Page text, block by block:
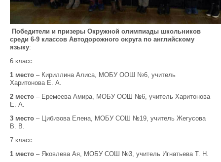
Победители и призеры Окружной олимпиады школьников
среди 6-9 классов Автодорожного округа по английскому
языку:
6 класс
1 место – Кириллина Алиса, МОБУ ООШ №6, учитель
Харитонова Е. А.
2 место – Еремеева Амира, МОБУ ООШ №6, учитель Харитонова
Е. А.
3 место – Цибизова Елена, МОБУ СОШ №19, учитель Жегусова
В. В.
7 класс
1 место – Яковлева Ая, МОБУ СОШ №3, учитель Игнатьева Т. Н.